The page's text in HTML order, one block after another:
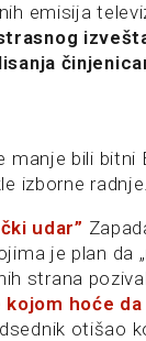
emisija
bili bitni
izborne radnje.
udar”
je plan da
strana
hoće
otišao